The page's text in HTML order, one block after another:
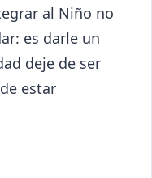
al Niño no
es darle un
deje de ser
estar